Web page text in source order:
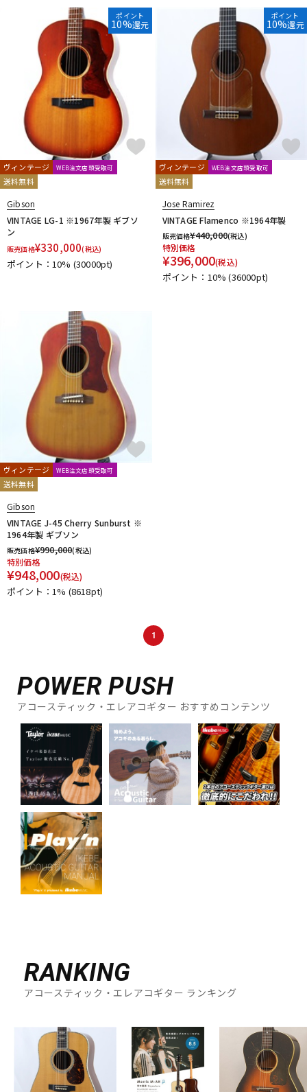
ポイント
10%還元
ヴィンテージ WEB注文店頭受取可
送料無料
Gibson
VINTAGE LG-1 ※1967年製 ギブソ
ン
販売価格¥330,000(税込)
ポイント：10% (30000pt)
ポイント
10%還元
ヴィンテージ WEB注文店頭受取可
送料無料
Jose Ramirez
VINTAGE Flamenco ※1964年製
販売価格¥440,000(税込)
特別価格
¥396,000(税込)
ポイント：10%(36000pt)
ヴィンテージ WEB注文店頭受取可
送料無料
Gibson
VINTAGE J-45 Cherry Sunburst ※
1964年製 ギブソン
販売価格¥990,000(税込)
特別価格
¥948,000(税込)
ポイント：1% (8618pt)
1
POWER PUSH
アコースティック・エレアコギター おすすめコンテンツ
RANKING
アコースティック・エレアコギター ランキング